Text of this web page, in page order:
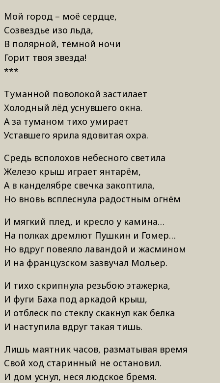
Мой город – моё сердце,
Созвездье изо льда,
В полярной, тёмной ночи
Горит твоя звезда!
***
Туманной поволокой застилает
Холодный лёд уснувшего окна.
А за туманом тихо умирает
Уставшего ярила ядовитая охра.
Средь всполохов небесного светила
Железо крыш играет янтарём,
А в канделябре свечка закоптила,
Но вновь всплеснула радостным огнём
И мягкий плед, и кресло у камина…
На полках дремлют Пушкин и Гомер…
Но вдруг повеяло лавандой и жасмином
И на французском зазвучал Мольер.
И тихо скрипнула резьбою этажерка,
И фуги Баха под аркадой крыш,
И отблеск по стеклу скакнул как белка
И наступила вдруг такая тишь.
Лишь маятник часов, разматывая время
Свой ход старинный не остановил.
И дом уснул, неся людское бремя.